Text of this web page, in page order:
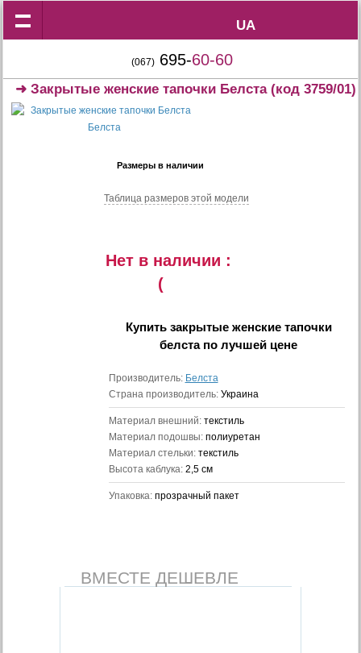
UA
UA
(067) 695-60-60
➜Закрытые женские тапочки Белста(код 3759/01)
Размеры в наличии
Таблица размеров этой модели
Нет в наличии :
(
Купить закрытые женские тапочки
белстапо лучшей цене
Производитель: Белста
Страна производитель: Украина
Материал внешний: текстиль
Материал подошвы: полиуретан
Материал стельки: текстиль
Высота каблука: 2,5 см
Упаковка: прозрачный пакет
ВМЕСТЕ ДЕШЕВЛЕ